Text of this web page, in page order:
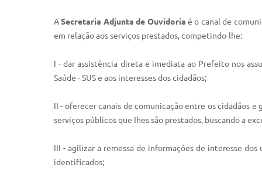
ASecretaria Adjunta de Ouvidoria é o canal de
em relação aos serviços prestados, competindo-lhe:
I - dar assistência direta e imediata ao Prefeito nos
Saúde - SUS e aos interesses dos cidadãos;
II - oferecer canais de comunicação entre os cidadãos
serviços públicos que Ihes são prestados, buscando a
III - agilizar a remessa de informações de interesse
identificados;